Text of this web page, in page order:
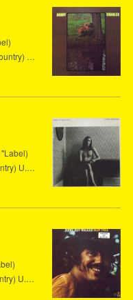
…
U.…
U.…